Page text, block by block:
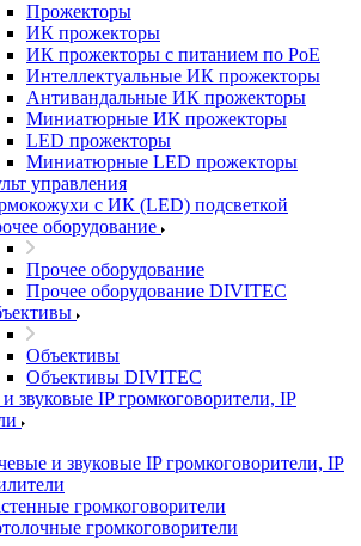
Прожекторы
ИК прожекторы
ИК прожекторы с питанием по PoE
Интеллектуальные ИК прожекторы
Антивандальные ИК прожекторы
Миниатюрные ИК прожекторы
LED прожекторы
Миниатюрные LED прожекторы
управления
с ИК (LED) подсветкой
оборудование
Прочее оборудование
Прочее оборудование DIVITEC
Объективы
Объективы DIVITEC
звуковые IP громкоговорители, IP
и звуковые IP громкоговорители, IP
громкоговорители
громкоговорители